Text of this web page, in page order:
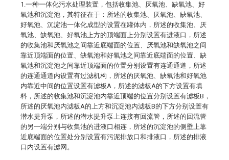
1.一种一体化污水处理装置，包括收集池、厌氧池、缺氧池、好
氧池和沉淀池，其特征在于：所述的收集池、厌氧池、缺氧池、
好氧池、沉淀池一体化成型的设置在罐体内，所述的收集池、厌
氧池、缺氧池、好氧池上方的顶端面上分别设置有进液口，所述
的收集池和厌氧池之间靠近底端面的位置、厌氧池和缺氧池之间
靠近顶端面的位置、缺氧池和好氧池之间靠近底端面的位置、缺
氧池和沉淀池之间靠近顶端面的位置分别设置有连通通道，所述
的连通通道内设置有过滤机构，所述的厌氧池、缺氧池和好氧池
内靠近中间的位置设置有滤板A，所述的滤板A的下方设置有填
料，所述的收集池和沉淀池内靠近顶端的位置分别设置有滤板B，
所述的厌氧池内滤板A的上方和沉淀池内滤板B的下方分别设置有
潜水提升泵，所述的潜水提升泵上连接有回流管，所述的回流管
的另一端分别与收集池的进液口相连，所述的沉淀池的侧壁上靠
近底端面的位置处分别设置有污泥排放口和排液口，所述的排液
口内设置有滤网。